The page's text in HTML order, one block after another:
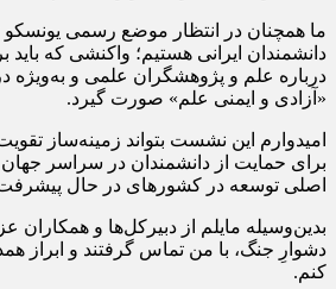
ما همچنان در انتظار موضع رسمی یونسکو
دانشمندان ایرانی هستیم؛ واکنشی که باید
درباره علم و پژوهشگران علمی و به‌ویژه
«آزادی و ایمنی علم» صورت گیرد.
امیدوارم این نشست بتواند زمینه‌ساز
برای حمایت از دانشمندان در سراسر جهان
اصلی توسعه در کشورهای در حال
بدین‌وسیله مایلم از دبیرکل‌ها و همکاران
دشوارِ جنگ، با من تماس گرفتند و ابراز
کنم.